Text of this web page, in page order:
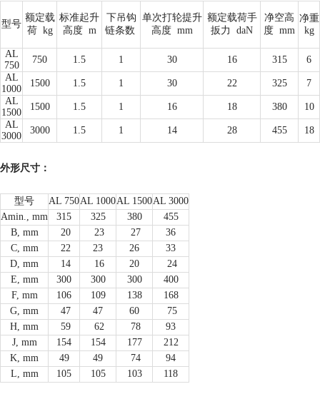
型号
额定载
荷 kg
标准起升
高度 m
下吊钩
链条数
单次打轮提升
高度 mm
额定载荷手
扳力
daN
净空高
度 mm
净重
kg
AL
750
750 1.5 1 30 16 315
6
AL
1000
1500 1.5 1 30 22 325
7
AL
1500
1500 1.5 1 16 18 380
10
AL
3000
3000 1.5 1 14 28 455 18
外形尺寸：
型号 AL 750AL 1000AL 1500AL 3000
Amin., mm
315 325 380
455
B, mm
20 23 27
36
C, mm
22 23 26
33
D, mm
14 16 20
24
E, mm
300 300 300
400
F, mm
106 109 138
168
G, mm
47 47 60
75
H, mm
59 62 78
93
J, mm
154 154 177
212
K, mm
49 49 74
94
L, mm
105 105 103 118